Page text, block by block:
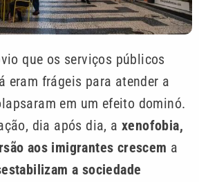
que os serviços públicos
eram frágeis para atender a
em um efeito dominó.
dia após dia, a xenofobia,
aos imigrantes crescem a
a sociedade